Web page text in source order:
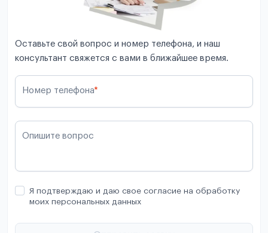
Оставьте свой вопрос и номер телефона, и наш
консультант свяжется с вами в ближайшее время.
Номер телефона*
Опишите вопрос
Я подтверждаю и даю свое согласие на обработку
моих персональных данных